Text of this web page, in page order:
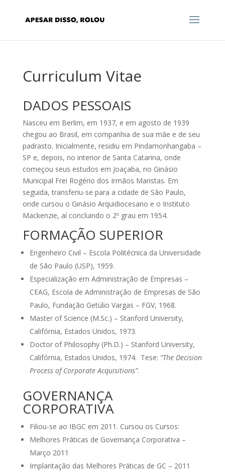
Curriculum Vitae
DADOS PESSOAIS
Nasceu em Berlim, em 1937, e em agosto de 1939
chegou ao Brasil, em companhia de sua mãe e de seu
padrasto. Inicialmente, residiu em Pindamonhangaba –
SP e, depois, no interior de Santa Catarina, onde
começou seus estudos em Joaçaba, no Ginásio
Municipal Frei Rogério dos Irmãos Maristas. Em
seguida, transferiu-se para a cidade de São Paulo,
onde cursou o Ginásio Arquidiocesano e o Instituto
Mackenzie, aí concluindo o 2º grau em 1954.
FORMAÇÃO SUPERIOR
Engenheiro Civil – Escola Politécnica da Universidade
de São Paulo (USP), 1959.
Especialização em Administração de Empresas –
CEAG, Escola de Administração de Empresas de São
Paulo, Fundação Getúlio Vargas – FGV, 1968.
Master of Science (M.Sc.) – Stanford University,
Califórnia, Estados Unidos, 1973.
Doctor of Philosophy (Ph.D.) – Stanford University,
Califórnia, Estados Unidos, 1974. Tese: “The Decision
Process of Corporate Acquisitions”.
GOVERNANÇA
CORPORATIVA
Filiou-se ao IBGC em 2011. Cursou os Cursos:
Melhores Práticas de Governança Corporativa –
Março 2011
Implantação das Melhores Práticas de GC – 2011